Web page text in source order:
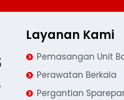
Layanan Kami
Pemasangan Unit
Perawatan Berkala
Pergantian